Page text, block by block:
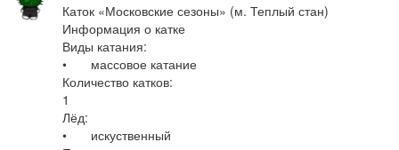
Каток «Московские сезоны» (м. Теплый стан)
Информация о катке
Виды катания:
•	массовое катание
Количество катков:
1
Лёд:
•	искуственный